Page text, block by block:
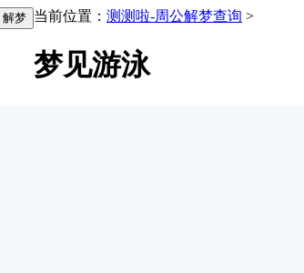
当前位置： 测测啦-周公解梦查询 >
梦见游泳